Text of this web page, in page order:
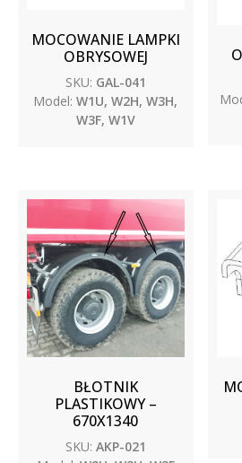
MOCOWANIE LAMPKI
OBRYSOWEJ
SKU: GAL-041
Model: W1U, W2H, W3H,
W3F, W1V
BŁOTNIK
PLASTIKOWY –
670X1340
SKU: AKP-021